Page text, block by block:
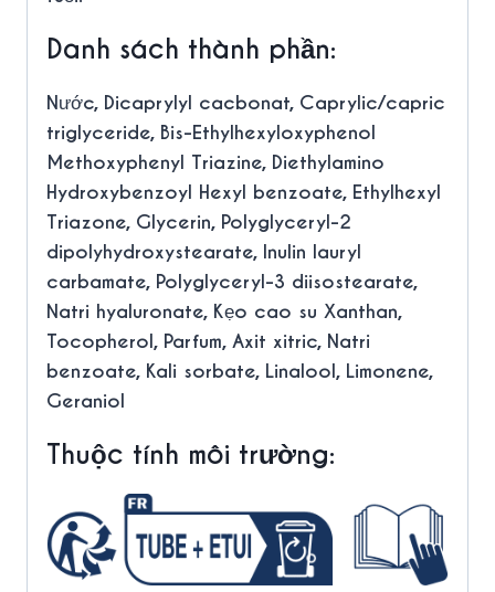
Danh sách thành phần:
Nước, Dicaprylyl cacbonat, Caprylic/capric
triglyceride, Bis-Ethylhexyloxyphenol
Methoxyphenyl Triazine, Diethylamino
Hydroxybenzoyl Hexyl benzoate, Ethylhexyl
Triazone, Glycerin, Polyglyceryl-2
dipolyhydroxystearate, Inulin lauryl
carbamate, Polyglyceryl-3 diisostearate,
Natri hyaluronate, Kẹo cao su Xanthan,
Tocopherol, Parfum, Axit xitric, Natri
benzoate, Kali sorbate, Linalool, Limonene,
Geraniol
Thuộc tính môi trường: